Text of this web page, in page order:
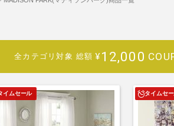
全カテゴリ対象 総額 ¥12,000
イムセール タイムセ